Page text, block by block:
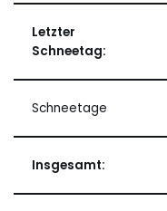
Letzter
Schneetag:
Schneetage
Insgesamt: